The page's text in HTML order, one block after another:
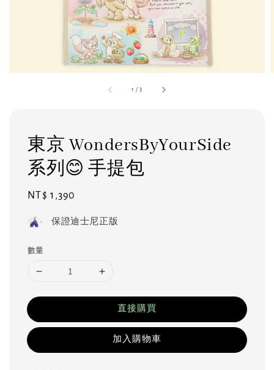
1 /3
東京 WondersByYourSide
系列😊 手提包
Regular
NT$ 1,390
保證迪士尼正版
數量
直接購買
加入購物車